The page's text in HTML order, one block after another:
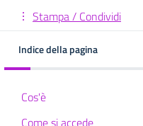
Stampa / Condividi
Indice della pagina
Cos'è
Come si accede